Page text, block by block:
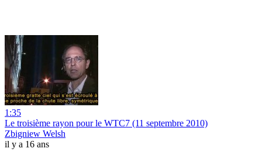
1:35
Le troisième rayon pour le WTC7 (11 septembre 2010)
Zbigniew Welsh
il y a 16 ans